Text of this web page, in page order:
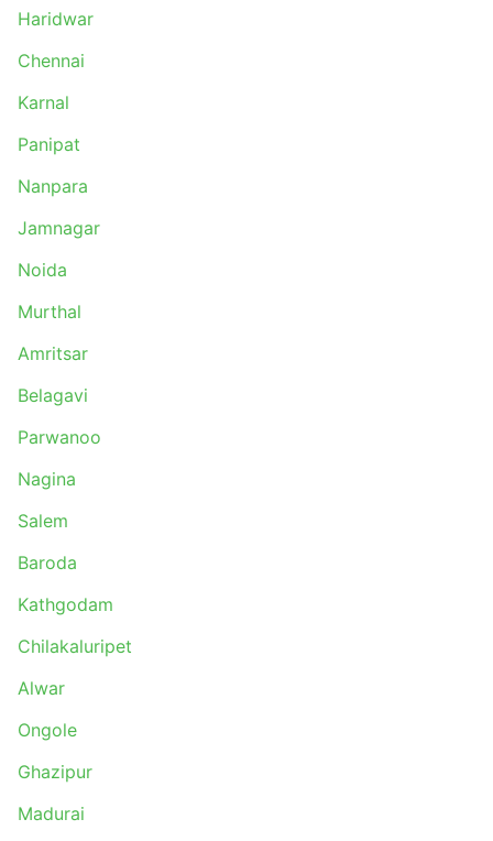
Haridwar
Chennai
Karnal
Panipat
Nanpara
Jamnagar
Noida
Murthal
Amritsar
Belagavi
Parwanoo
Nagina
Salem
Baroda
Kathgodam
Chilakaluripet
Alwar
Ongole
Ghazipur
Madurai